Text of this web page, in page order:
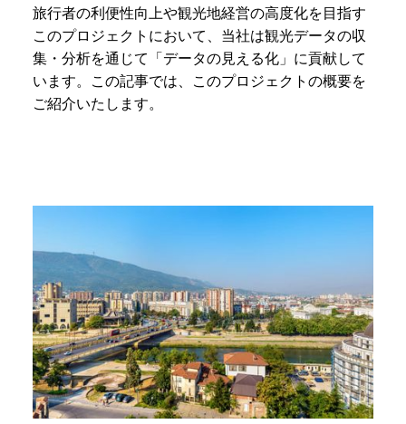
旅行者の利便性向上や観光地経営の高度化を目指す
このプロジェクトにおいて、当社は観光データの収
集・分析を通じて「データの見える化」に貢献して
います。この記事では、このプロジェクトの概要を
ご紹介いたします。